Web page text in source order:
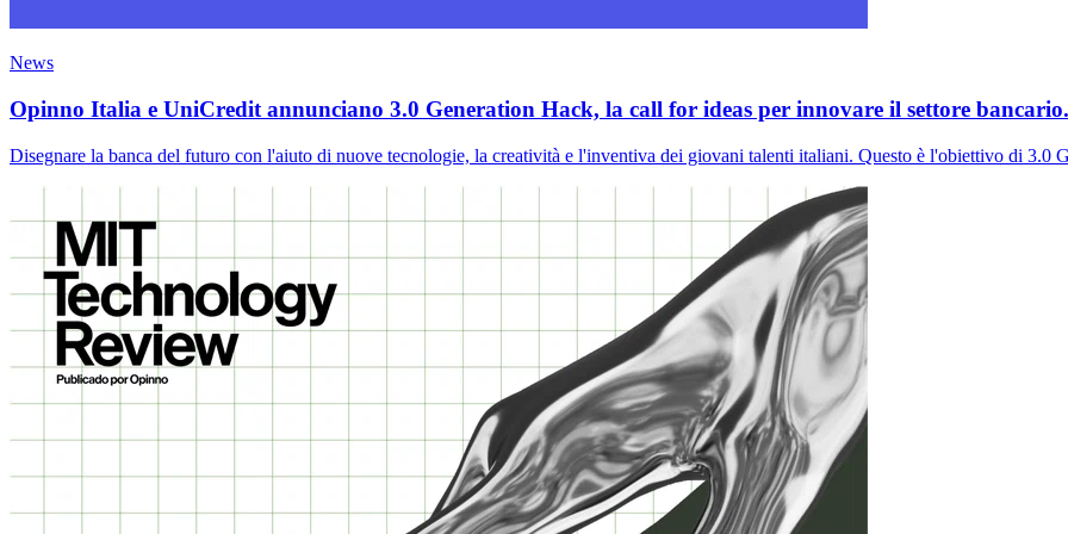
News
Opinno Italia e UniCredit annunciano 3.0 Generation Hack, la call for ideas per innovare il settore bancario.
Disegnare la banca del futuro con l'aiuto di nuove tecnologie, la creatività e l'inventiva dei giovani talenti italiani. Questo è l'obiettivo di 3.0